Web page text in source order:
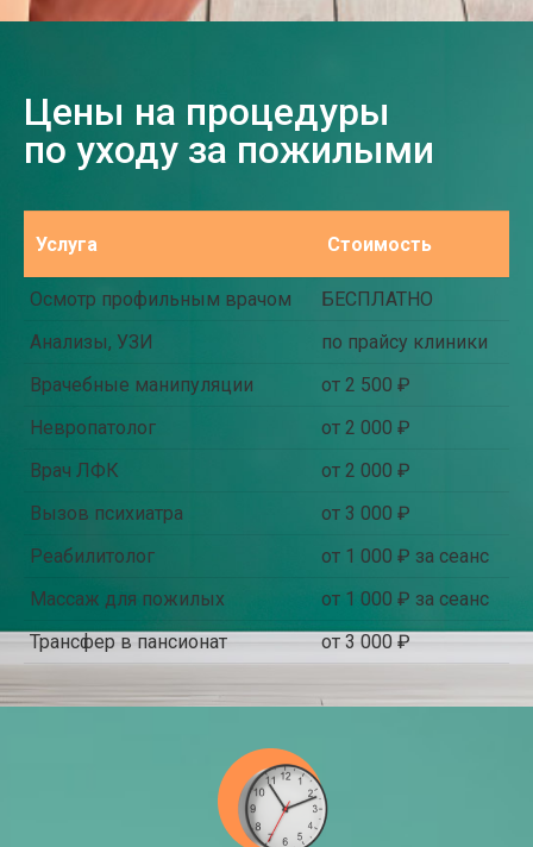
Цены на процедуры
по уходу за пожилыми
Услуга Стоимость
Осмотр профильным врачом
БЕСПЛАТНО
Анализы, УЗИ
по прайсу клиники
Врачебные манипуляции
от 2 500 ₽
Невропатолог
от 2 000 ₽
Врач ЛФК
от 2 000 ₽
Вызов психиатра
от 3 000 ₽
Реабилитолог
от 1 000 ₽ за сеанс
Массаж для пожилых
от 1 000 ₽ за сеанс
Трансфер в пансионат
от 3 000 ₽